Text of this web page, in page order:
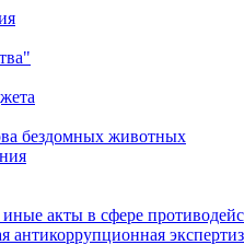
бездомных животных
акты в сфере
антикоррупционная